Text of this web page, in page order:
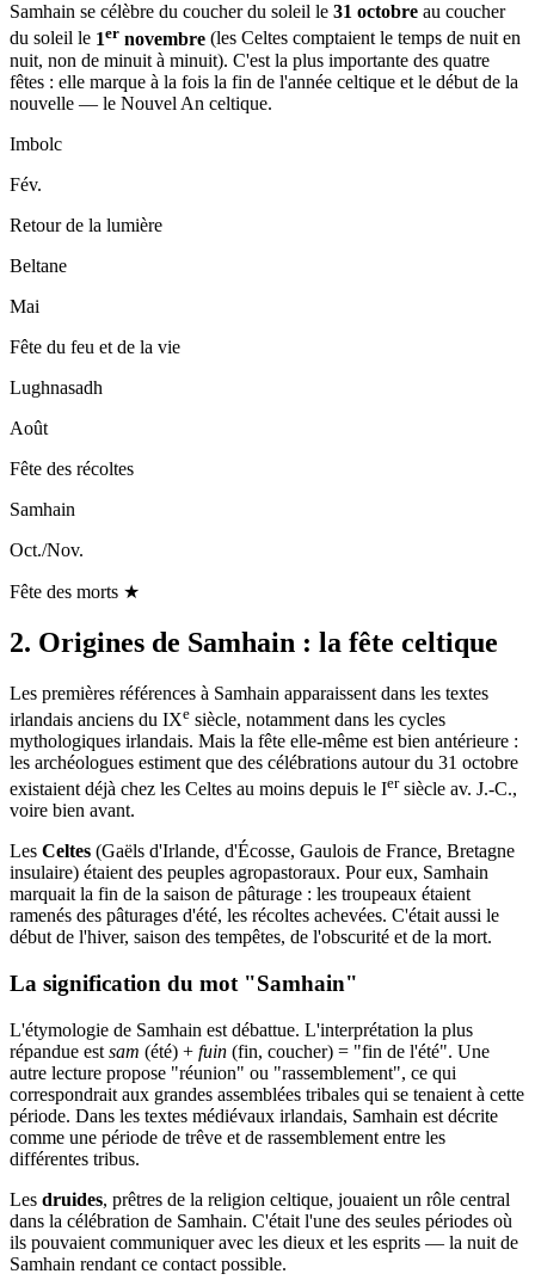
Samhain se célèbre du coucher du soleil le 31 octobre au coucher
du soleil le 1er novembre (les Celtes comptaient le temps de nuit en
nuit, non de minuit à minuit). C'est la plus importante des quatre
fêtes : elle marque à la fois la fin de l'année celtique et le début de la
nouvelle — le Nouvel An celtique.
Imbolc
Fév.
Retour de la lumière
Beltane
Mai
Fête du feu et de la vie
Lughnasadh
Août
Fête des récoltes
Samhain
Oct./Nov.
Fête des morts ★
2. Origines de Samhain : la fête celtique
Les premières références à Samhain apparaissent dans les textes
irlandais anciens du IXe siècle, notamment dans les cycles
mythologiques irlandais. Mais la fête elle-même est bien antérieure :
les archéologues estiment que des célébrations autour du 31 octobre
existaient déjà chez les Celtes au moins depuis le Iersiècle av. J.-C.,
voire bien avant.
Les Celtes (Gaëls d'Irlande, d'Écosse, Gaulois de France, Bretagne
insulaire) étaient des peuples agropastoraux. Pour eux, Samhain
marquait la fin de la saison de pâturage : les troupeaux étaient
ramenés des pâturages d'été, les récoltes achevées. C'était aussi le
début de l'hiver, saison des tempêtes, de l'obscurité et de la mort.
La signification du mot "Samhain"
L'étymologie de Samhain est débattue. L'interprétation la plus
répandue est sam (été) + fuin (fin, coucher) = "fin de l'été". Une
autre lecture propose "réunion" ou "rassemblement", ce qui
correspondrait aux grandes assemblées tribales qui se tenaient à cette
période. Dans les textes médiévaux irlandais, Samhain est décrite
comme une période de trêve et de rassemblement entre les
différentes tribus.
Les druides, prêtres de la religion celtique, jouaient un rôle central
dans la célébration de Samhain. C'était l'une des seules périodes où
ils pouvaient communiquer avec les dieux et les esprits — la nuit de
Samhain rendant ce contact possible.